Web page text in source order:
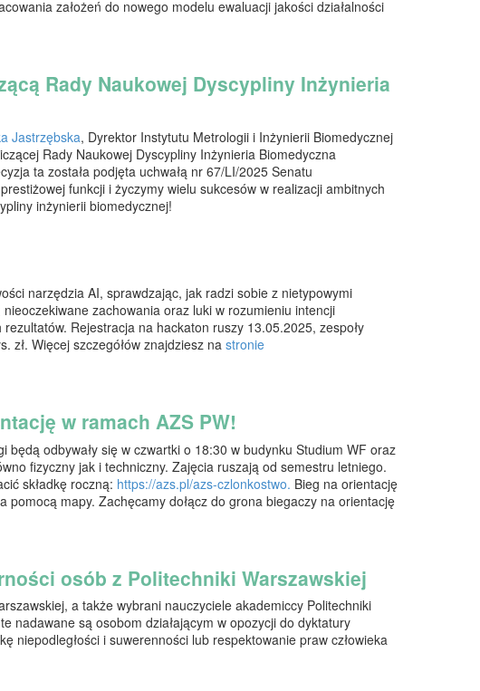
założeń do nowego modelu ewaluacji jakości działalności
Rady Naukowej Dyscypliny Inżynieria
Jastrzębska, Dyrektor Instytutu Metrologii i Inżynierii Biomedycznej
Rady Naukowej Dyscypliny Inżynieria Biomedyczna
ta została podjęta uchwałą nr 67/LI/2025 Senatu
funkcji i życzymy wielu sukcesów w realizacji ambitnych
inżynierii biomedycznej!
narzędzia AI, sprawdzając, jak radzi sobie z nietypowymi
zachowania oraz luki w rozumieniu intencji
Rejestracja na hackaton ruszy 13.05.2025, zespoły
zł. Więcej szczegółów znajdziesz na stronie
w ramach AZS PW!
będą odbywały się w czwartki o 18:30 w budynku Studium WF oraz
fizyczny jak i techniczny. Zajęcia ruszają od semestru letniego.
składkę roczną: https://azs.pl/azs-czlonkostwo. Bieg na orientację
mapy. Zachęcamy dołącz do grona biegaczy na orientację
osób z Politechniki Warszawskiej
a także wybrani nauczyciele akademiccy Politechniki
nadawane są osobom działającym w opozycji do dyktatury
niepodległości i suwerenności lub respektowanie praw człowieka